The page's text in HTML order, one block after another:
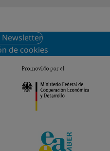
de cookies